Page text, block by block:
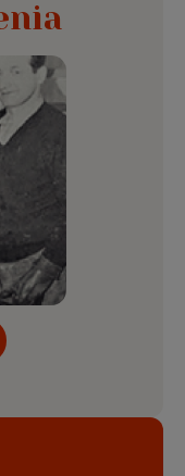
do plakatów
oprawek do
cm, 61x91,5
niestandardowych
są w wersji
niweluje refleksy
słońca.
plakatowych
rozwiązanie jest
pozwala na